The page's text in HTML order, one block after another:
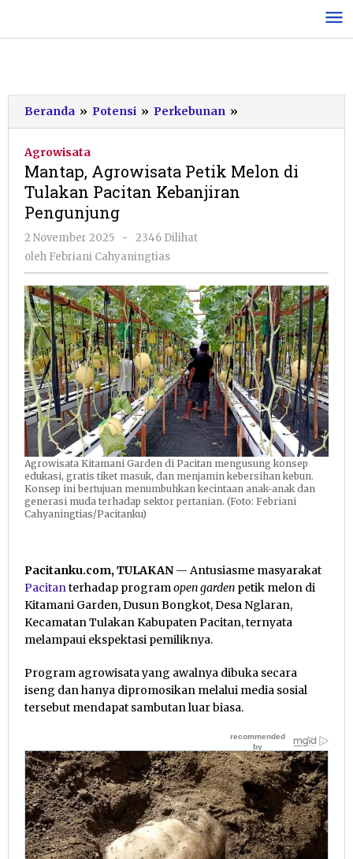
konten
Beranda » Potensi » Perkebunan »
Agrowisata
di
Agrowisata
Mantap, Agrowisata Petik Melon di
Tulakan Pacitan Kebanjiran
Pengunjung
2 November 2025
oleh
Febriani
Cahyaningtias
-
2346 Dilihat
oleh Febriani Cahyaningtias
Agrowisata Kitamani Garden di Pacitan mengusung konsep
edukasi, gratis tiket masuk, dan menjamin kebersihan kebun.
Konsep ini bertujuan menumbuhkan kecintaan anak-anak dan
generasi muda terhadap sektor pertanian. (Foto: Febriani
Cahyaningtias/Pacitanku)
Pacitanku.com, TULAKAN — Antusiasme masyarakat
Pacitanterhadap programopen garden petik melon di
Kitamani Garden, Dusun Bongkot, Desa Nglaran,
Kecamatan Tulakan Kabupaten Pacitan, ternyata
melampaui ekspektasi pemiliknya.
Program agrowisata yang awalnya dibuka secara
iseng dan hanya dipromosikan melalui media sosial
tersebut mendapat sambutan luar biasa.